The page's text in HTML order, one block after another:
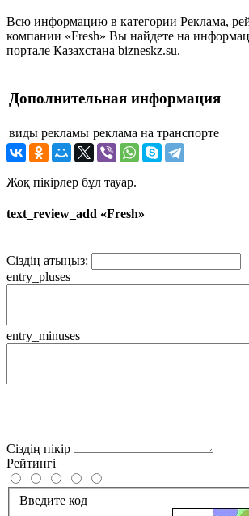
Всю информацию в категории Реклама,
компании «Fresh» Вы найдете на
портале Казахстана bizneskz.su.
Дополнительная информация
виды рекламы реклама на транспорте
Жоқ пікірлер бұл тауар.
text_review_add «Fresh»
Сіздің атыңыз:
entry_pluses
entry_minuses
Сіздің пікір
Рейтингі
Введите код